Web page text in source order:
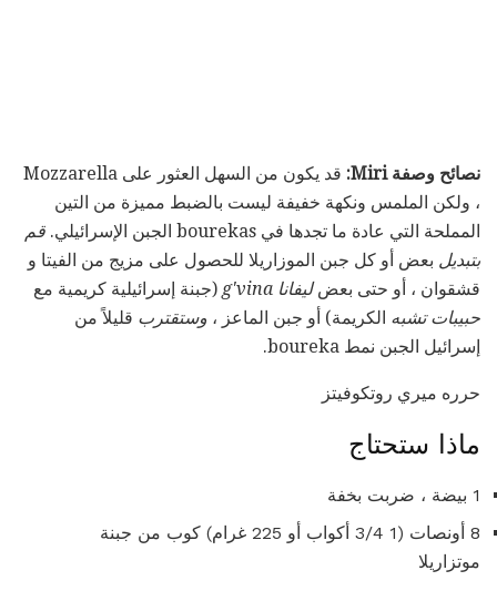
نصائح وصفة Miri:
قد يكون من السهل العثور على Mozzarella
، ولكن الملمس ونكهة خفيفة ليست بالضبط مميزة من التين
المملحة التي عادة ما تجدها في bourekas الجبن الإسرائيلي.
قم
بتبديل بعض أو كل جبن الموزاريلا للحصول على مزيج من الفيتا و
قشقوان ، أو حتى بعضليفانا g'vina
(جبنة إسرائيلية كريمية مع
حبيبات تشبه الكريمة) أو جبن الماعز ، وستقترب قليلاً من
إسرائيل الجبن نمط boureka.
حرره ميري روتكوفيتز
ماذا ستحتاج
1 بيضة ، ضربت بخفة
8 أونصات (1 3/4 أكواب أو 225 غرام) كوب من جبنة
موتزاريلا